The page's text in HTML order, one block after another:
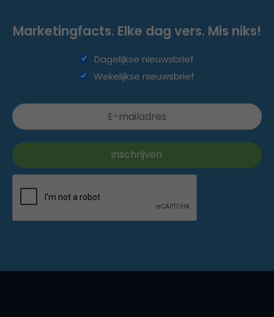
Marketingfacts. Elke dag vers. Mis niks!
Dagelijkse nieuwsbrief
Wekelijkse nieuwsbrief